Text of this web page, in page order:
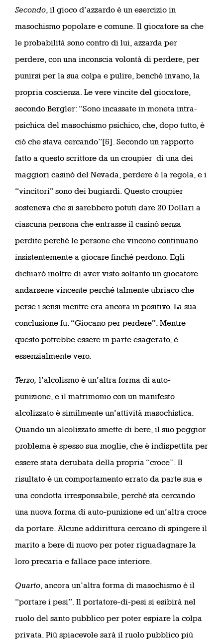
Secondo, il gioco d’azzardo è un esercizio in
masochismo popolare e comune. Il giocatore sa che
le probabilità sono contro di lui, azzarda per
perdere, con una inconscia volontà di perdere, per
punirsi per la sua colpa e pulire, benché invano, la
propria coscienza. Le vere vincite del giocatore,
secondo Bergler: “Sono incassate in moneta intra-
psichica del masochismo psichico, che, dopo tutto, è
ciò che stava cercando”[5]. Secondo un rapporto
fatto a questo scrittore da un croupier di una dei
maggiori casinò del Nevada, perdere è la regola, e i
“vincitori” sono dei bugiardi. Questo croupier
sosteneva che si sarebbero potuti dare 20 Dollari a
ciascuna persona che entrasse il casinò senza
perdite perché le persone che vincono continuano
insistentemente a giocare finché perdono. Egli
dichiarò inoltre di aver visto soltanto un giocatore
andarsene vincente perché talmente ubriaco che
perse i sensi mentre era ancora in positivo. La sua
conclusione fu: “Giocano per perdere”. Mentre
questo potrebbe essere in parte esagerato, è
essenzialmente vero.
Terzo, l’alcolismo è un’altra forma di auto-
punizione, e il matrimonio con un manifesto
alcolizzato è similmente un’attività masochistica.
Quando un alcolizzato smette di bere, il suo peggior
problema è spesso sua moglie, che è indispettita per
essere stata derubata della propria “croce”. Il
risultato è un comportamento errato da parte sua e
una condotta irresponsabile, perché sta cercando
una nuova forma di auto-punizione ed un’altra croce
da portare. Alcune addirittura cercano di spingere il
marito a bere di nuovo per poter riguadagnare la
loro precaria e fallace pace interiore.
Quarto, ancora un’altra forma di masochismo è il
“portare i pesi”. Il portatore-di-pesi si esibirà nel
ruolo del santo pubblico per poter espiare la colpa
privata. Più spiacevole sarà il ruolo pubblico più